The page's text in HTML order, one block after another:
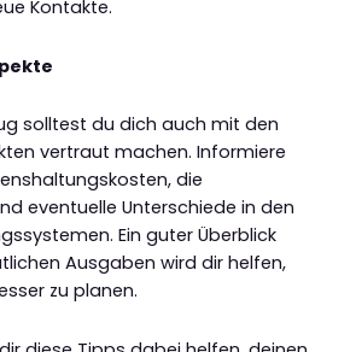
Kontakte.
solltest du dich auch mit den
vertraut machen. Informiere
die
eventuelle Unterschiede in den
Ein guter Überblick
Ausgaben wird dir helfen,
zu planen.